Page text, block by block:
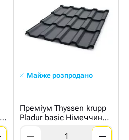
Майже розпродано
Преміум Thyssen krupp
Pladur basic Німеччина